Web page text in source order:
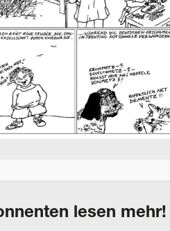
lesen mehr!